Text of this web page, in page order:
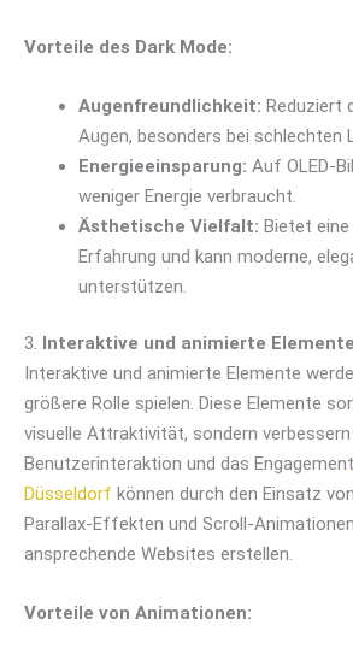
Vorteile des Dark Mode:
Augenfreundlichkeit: Reduziert
Augen, besonders bei schlechten
Energieeinsparung: Auf OLED-
weniger Energie verbraucht.
Ästhetische Vielfalt: Bietet
Erfahrung und kann moderne,
unterstützen.
3. Interaktive und animierte Elemente
Interaktive und animierte Elemente
größere Rolle spielen. Diese Elemente
visuelle Attraktivität, sondern verbessern
Benutzerinteraktion und das
Düsseldorf können durch den Einsatz
Parallax-Effekten und Scroll-
ansprechende Websites erstellen.
Vorteile von Animationen: